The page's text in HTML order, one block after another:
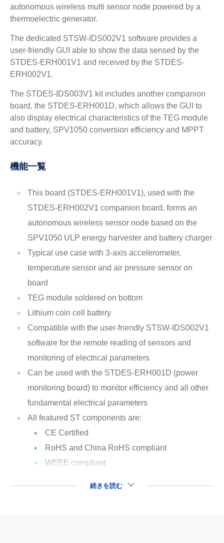
autonomous wireless multi sensor node powered by a
thermoelectric generator.
The dedicated STSW-IDS002V1 software provides a
user-friendly GUI able to show the data sensed by the
STDES-ERH001V1 and received by the STDES-
ERH002V1.
The STDES-IDS003V1 kit includes another companion
board, the STDES-ERH001D, which allows the GUI to
also display electrical characteristics of the TEG module
and battery, SPV1050 conversion efficiency and MPPT
accuracy.
機能一覧
This board (STDES-ERH001V1), used with the
STDES-ERH002V1 companion board, forms an
autonomous wireless sensor node based on the
SPV1050 ULP energy harvester and battery charger
Typical use case with 3-axis accelerometer,
temperature sensor and air pressure sensor on
board
TEG module soldered on bottom
Lithium coin cell battery
Compatible with the user-friendly STSW-IDS002V1
software for the remote reading of sensors and
monitoring of electrical parameters
Can be used with the STDES-ERH001D (power
monitoring board) to monitor efficiency and all other
fundamental electrical parameters
All featured ST components are:
CE Certified
RoHS and China RoHS compliant
WEEE compliant
続きを読む